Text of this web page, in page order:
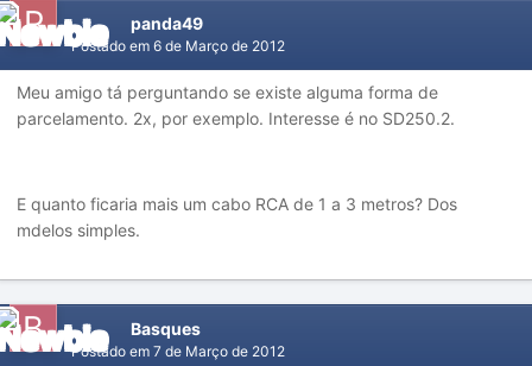
panda49
Postado em 6 de Março de 2012
Meu amigo tá perguntando se existe alguma forma de
parcelamento. 2x, por exemplo. Interesse é no SD250.2.
E quanto ficaria mais um cabo RCA de 1 a 3 metros? Dos
mdelos simples.
Basques
Postado em 7 de Março de 2012